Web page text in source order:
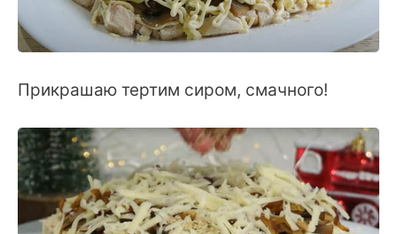
Прикрашаю тертим сиром, смачного!